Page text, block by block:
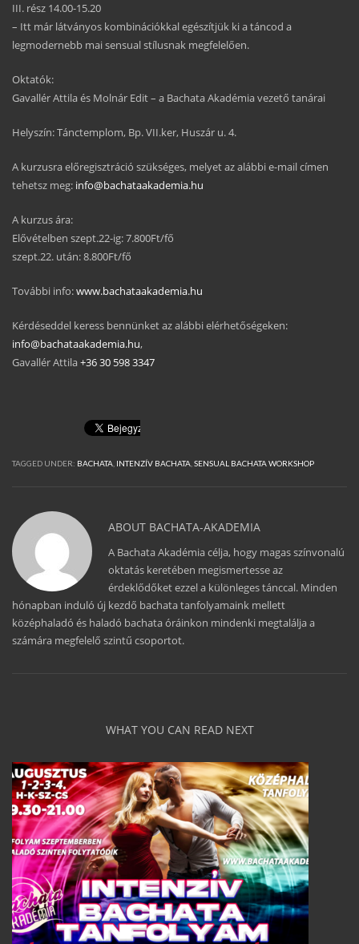
III. rész 14.00-15.20
– Itt már látványos kombinációkkal egészítjük ki a táncod a
legmodernebb mai sensual stílusnak megfelelően.
Oktatók:
Gavallér Attila és Molnár Edit – a Bachata Akadémia vezető tanárai
Helyszín: Tánctemplom, Bp. VII.ker, Huszár u. 4.
A kurzusra előregisztráció szükséges, melyet az alábbi e-mail címen
tehetsz meg: info@bachataakademia.hu
A kurzus ára:
Elővételben szept.22-ig: 7.800Ft/fő
szept.22. után: 8.800Ft/fő
További info:www.bachataakademia.hu
Kérdéseddel keress bennünket az alábbi elérhetőségeken:
info@bachataakademia.hu,
Gavallér Attila+36 30 598 3347
TAGGED UNDER: BACHATA INTENZÍV BACHATA SENSUAL BACHATA WORKSHOP
ABOUT BACHATA-AKADEMIA
A Bachata Akadémia célja, hogy magas színvonalú
oktatás keretében megismertesse az
érdeklődőket ezzel a különleges tánccal. Minden
hónapban induló új kezdő bachata tanfolyamaink mellett
középhaladó és haladó bachata óráinkon mindenki megtalálja a
számára megfelelő szintű csoportot.
WHAT YOU CAN READ NEXT